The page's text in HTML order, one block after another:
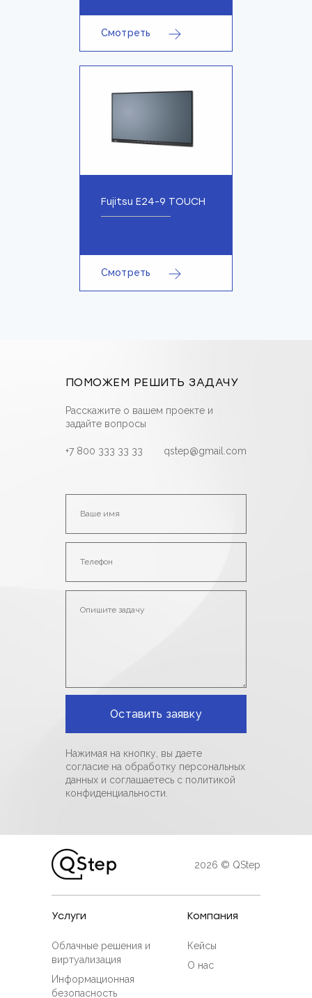
Смотреть
Fujitsu E24-9 TOUCH
Смотреть
ПОМОЖЕМ РЕШИТЬ ЗАДАЧУ
Расскажите о вашем проекте и
задайте вопросы
+7 800 333 33 33 qstep@gmail.com
Нажимая на кнопку, вы даете
согласие на обработку персональных
данных и соглашаетесь c политикой
конфиденциальности.
2026 © QStep
Услуги
Облачные решения и
виртуализация
Информационная
безопасность
Компания
Кейсы
О нас